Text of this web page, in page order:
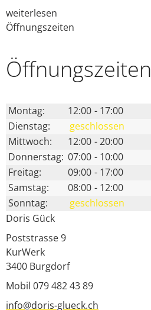
weiterlesen
Öffnungszeiten
Öffnungs­zeiten
Montag: 12:00 - 17:00
Dienstag:
geschlossen
Mittwoch:
12:00 - 20:00
Donnerstag: 07:00 - 10:00
Freitag:
09:00 - 17:00
Samstag:
08:00 - 12:00
Sonntag:
geschlossen
Doris Gück
Poststrasse 9
KurWerk
3400 Burgdorf
Mobil 079 482 43 89
info@doris-glueck.ch